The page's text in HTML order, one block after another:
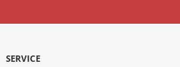
SERVICE